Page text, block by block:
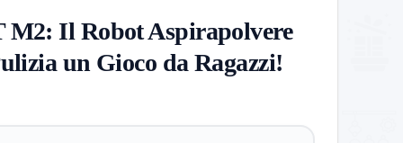
M2: Il Robot Aspirapolvere
un Gioco da Ragazzi!